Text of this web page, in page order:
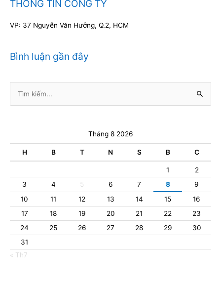
THÔNG TIN CÔNG TY
VP: 37 Nguyễn Văn Hưởng, Q.2, HCM
Bình luận gần đây
kiếm:
Tháng 8 2026
H B T N S B C
1
2
3
4 5 6 7 8
9
10
11 12 13 14 15
16
17
18 19 20 21 22
23
24
25 26 27 28 29
30
31
« Th7